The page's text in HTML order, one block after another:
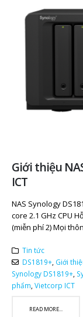
Giới thiệu
ICT
NAS Synology
core 2.1 GHz CPU
(miễn phí 2) Mọi
Tin tức
DS1819+, Giới
Synology DS1819+
phẩm Vietcorp ICT
READ MORE...